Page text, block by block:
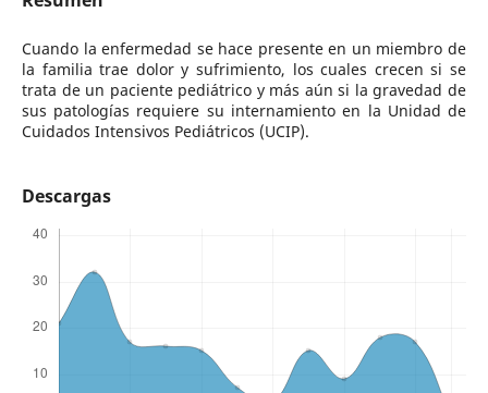
Cuando la enfermedad se hace presente en un miembro de
la familia trae dolor y sufrimiento, los cuales crecen si se
trata de un paciente pediátrico y más aún si la gravedad de
sus patologías requiere su internamiento en la Unidad de
Cuidados Intensivos Pediátricos (UCIP).
Descargas